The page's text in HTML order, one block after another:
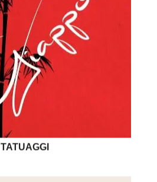
TATUAGGI